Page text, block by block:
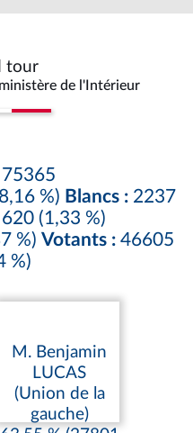
tour
de l'Intérieur
75365
%) Blancs : 2237
(1,33 %)
%) Votants : 46605
%)
M. Benjamin
LUCAS
(Union de la
gauche)